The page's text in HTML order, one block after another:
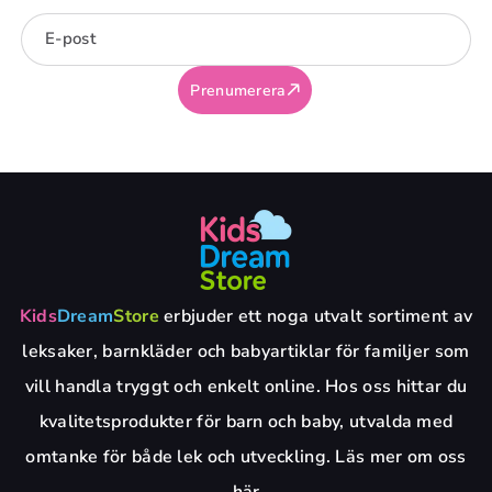
E-post
Prenumerera
KidsDreamStore erbjuder ett noga utvalt sortiment av
leksaker, barnkläder och babyartiklar för familjer som
vill handla tryggt och enkelt online. Hos oss hittar du
kvalitetsprodukter för barn och baby, utvalda med
omtanke för både lek och utveckling. Läs mer om oss